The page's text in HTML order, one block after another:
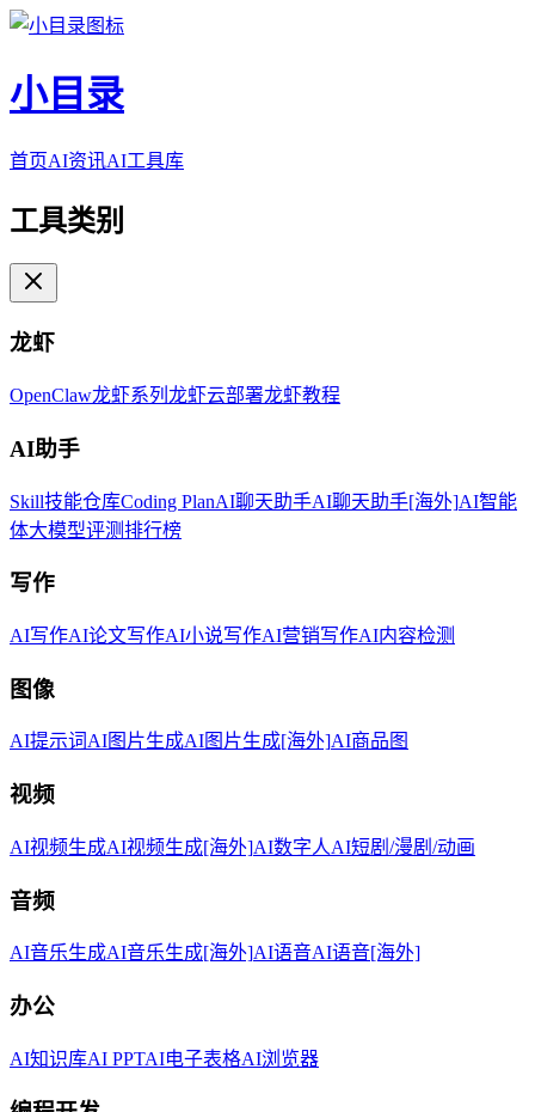
小目录
首页AI资讯AI工具库
工具类别
龙虾
OpenClaw龙虾系列 龙虾云部署龙虾教程
AI助手
Skill技能仓库Coding PlanAI聊天助手AI聊天助手[海外]AI智能
体大模型评测排行榜
写作
AI写作AI论文写作AI小说写作AI营销写作AI内容检测
图像
AI提示词AI图片生成AI图片生成[海外]AI商品图
视频
AI视频生成AI视频生成[海外]AI数字人AI短剧/漫剧/动画
音频
AI音乐生成AI音乐生成[海外]AI语音AI语音[海外]
办公
AI知识库AI PPTAI电子表格AI浏览器